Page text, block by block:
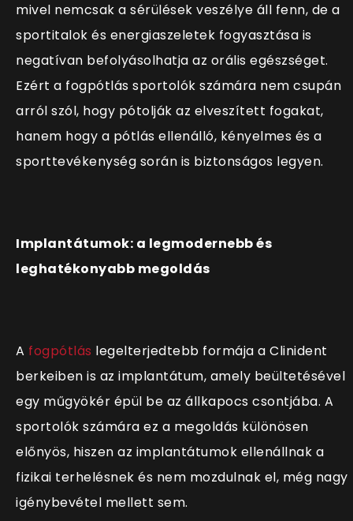
mivel nemcsak a sérülések veszélye áll fenn, de a
sportitalok és energiaszeletek fogyasztása is
negatívan befolyásolhatja az orális egészséget.
Ezért a fogpótlás sportolók számára nem csupán
arról szól, hogy pótolják az elveszített fogakat,
hanem hogy a pótlás ellenálló, kényelmes és a
sporttevékenység során is biztonságos legyen.
Implantátumok: a legmodernebb és
leghatékonyabb megoldás
A fogpótlás legelterjedtebb formája a Clinident
berkeiben is az implantátum, amely beültetésével
egy műgyökér épül be az állkapocs csontjába. A
sportolók számára ez a megoldás különösen
előnyös, hiszen az implantátumok ellenállnak a
fizikai terhelésnek és nem mozdulnak el, még nagy
igénybevétel mellett sem.